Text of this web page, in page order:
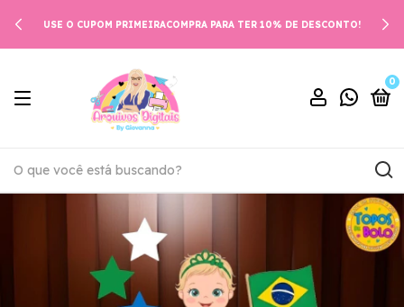
USE O CUPOM PRIMEIRACOMPRA PARA TER 10% DE DESCONTO!
0